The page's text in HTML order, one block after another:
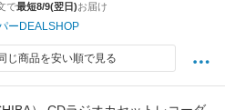
で最短8/9(翌日)お届け
ーDEALSHOP
じ商品を安い順で見る